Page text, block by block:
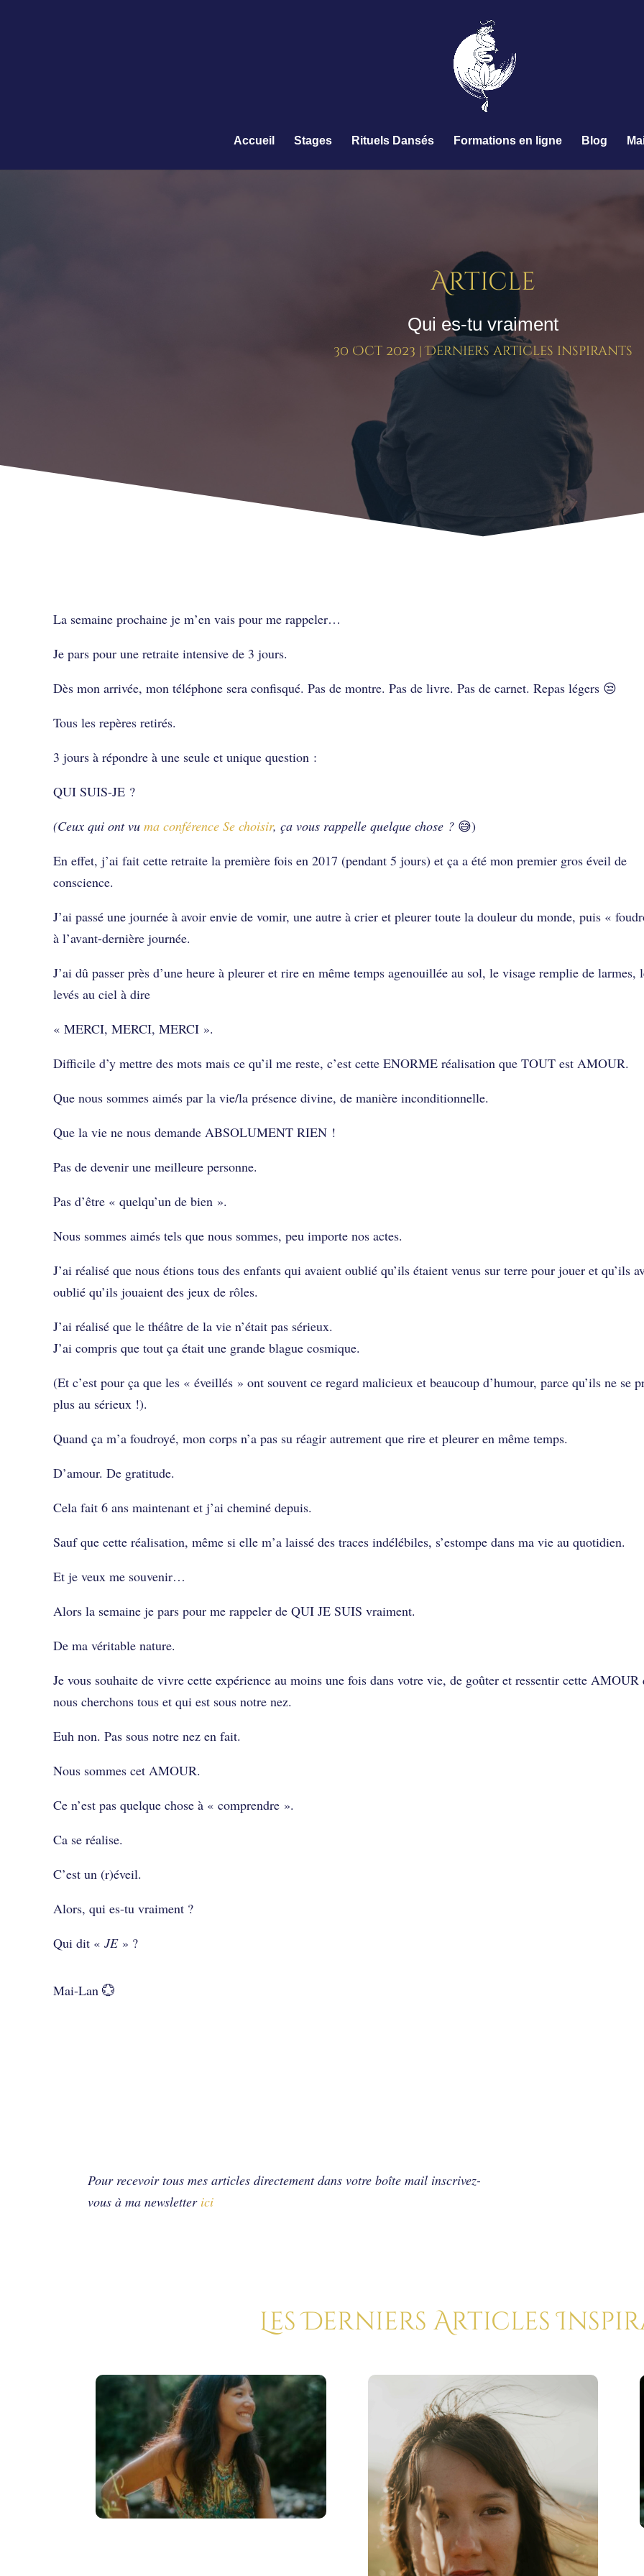
Accueil Stages Rituels Dansés Formations en ligne Blog
Article
Qui es-tu vraiment
30 Oct 2023 |Derniers articles inspirants
La semaine prochaine je m’en vais pour me rappeler…
Je pars pour une retraite intensive de 3 jours.
Dès mon arrivée, mon téléphone sera confisqué. Pas de montre. Pas de livre. Pas de carnet. Repas légers 😒
Tous les repères retirés.
3 jours à répondre à une seule et unique question :
QUI SUIS-JE ?
(Ceux qui ont vu ma conférence Se choisir, ça vous rappelle quelque chose ?😅)
En effet, j’ai fait cette retraite la première fois en 2017 (pendant 5 jours) et ça a été mon premier gros éveil de
conscience.
J’ai passé une journée à avoir envie de vomir, une autre à crier et pleurer toute la douleur du monde, puis «
à l’avant-dernière journée.
J’ai dû passer près d’une heure à pleurer et rire en même temps agenouillée au sol, le visage remplie de larmes,
levés au ciel à dire
« MERCI, MERCI, MERCI ».
Difficile d’y mettre des mots mais ce qu’il me reste, c’est cette ENORME réalisation que TOUT est AMOUR.
Que nous sommes aimés par la vie/la présence divine, de manière inconditionnelle.
Que la vie ne nous demande ABSOLUMENT RIEN !
Pas de devenir une meilleure personne.
Pas d’être « quelqu’un de bien ».
Nous sommes aimés tels que nous sommes, peu importe nos actes.
J’ai réalisé que nous étions tous des enfants qui avaient oublié qu’ils étaient venus sur terre pour jouer et qu’ils
oublié qu’ils jouaient des jeux de rôles.
J’ai réalisé que le théâtre de la vie n’était pas sérieux.
J’ai compris que tout ça était une grande blague cosmique.
(Et c’est pour ça que les « éveillés » ont souvent ce regard malicieux et beaucoup d’humour, parce qu’ils ne se
plus au sérieux !).
Quand ça m’a foudroyé, mon corps n’a pas su réagir autrement que rire et pleurer en même temps.
D’amour. De gratitude.
Cela fait 6 ans maintenant et j’ai cheminé depuis.
Sauf que cette réalisation, même si elle m’a laissé des traces indélébiles, s’estompe dans ma vie au quotidien.
Et je veux me souvenir…
Alors la semaine je pars pour me rappeler de QUI JE SUIS vraiment.
De ma véritable nature.
Je vous souhaite de vivre cette expérience au moins une fois dans votre vie, de goûter et ressentir cette AMOUR
nous cherchons tous et qui est sous notre nez.
Euh non. Pas sous notre nez en fait.
Nous sommes cet AMOUR.
Ce n’est pas quelque chose à « comprendre ».
Ca se réalise.
C’est un (r)éveil.
Alors, qui es-tu vraiment ?
Qui dit « JE» ?
Mai-Lan 💮
Pour recevoir tous mes articles directement dans votre boîte mail inscrivez-
vous à ma newsletter ici
Les Derniers Articles